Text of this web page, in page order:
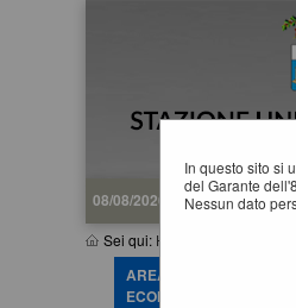
08/08/2026 06:36
Sei qui: Home
In questo sito si
del Garante
Nessun dato
AREA RISERVATA
ECONOMICO